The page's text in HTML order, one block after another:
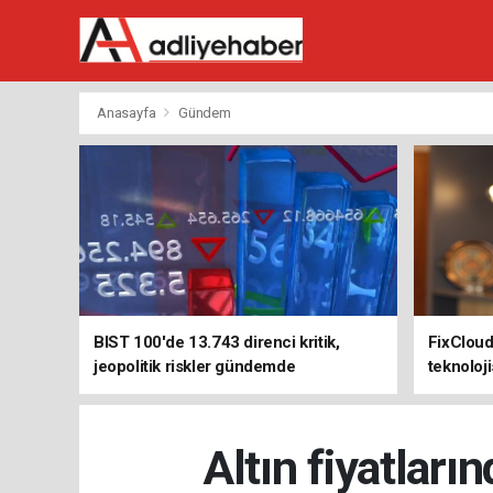
Anasayfa Gündem
BIST 100'de 13.743 direnci kritik,
jeopolitik riskler gündemde
Altın